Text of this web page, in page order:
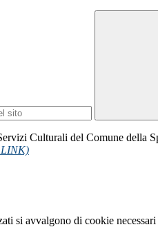
Culturali del Comune della
LINK)
si avvalgono di cookie